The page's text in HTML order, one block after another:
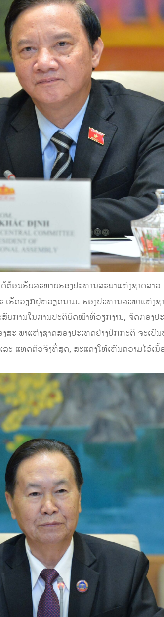
ອນຮັບ​ສະຫາຍ​ຮອງ​ປະທານ​ສະພາ​ແຫ່ງ​ຊາດລາວ
ເຮັດ​ວຽກຢູ່ຫວຽດນາມ. ຮອງ​ປະທານ​ສະພາ​ແຫ່ງ​
ການໃນ​ການປະຕິບັດໜ້າທີ່​ວຽກງານ, ຈັດ​ກອງ​ປ
ສະ ພາ​ແຫ່ງ​ຊາດສອງປະ​ເທດຢ່າງປົກກະຕິ ຈະເ
ະ ແທດຕົວ​ຈິງ​ທີ່​ສຸດ, ສະ​ແດງ​ໃຫ້​ເຫັນ​ຄວາມ​ໄວ້​ເ